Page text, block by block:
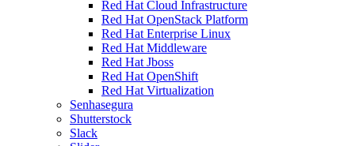
Red Hat Cloud Infrastructure
Red Hat OpenStack Platform
Red Hat Enterprise Linux
Red Hat Middleware
Red Hat Jboss
Red Hat OpenShift
Red Hat Virtualization
Senhasegura
Shutterstock
Slack